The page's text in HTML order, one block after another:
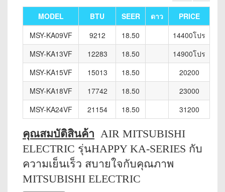
MODEL BTU SEER ดาว
PRICE
MSY-KA09VF
9212 18.50
14400โปร
MSY-KA13VF
12283 18.50
14900โปร
MSY-KA15VF
15013 18.50
20200
MSY-KA18VF
17742 18.50
23000
MSY-KA24VF
21154 18.50 31200
คุณสมบัติสินค้า AIR MITSUBISHI
ELECTRIC รุ่นHAPPY KA-SERIES กับ
ความเย็นเร็ว สบายใจกับคุณภาพ
MITSUBISHI ELECTRIC